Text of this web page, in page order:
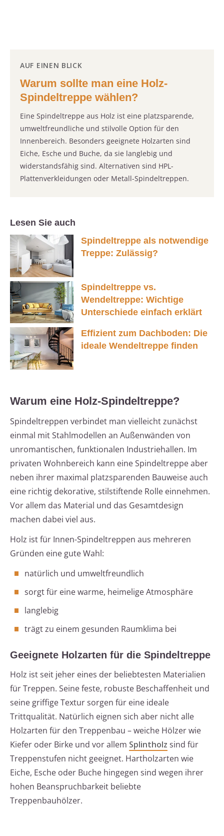
AUF EINEN BLICK
Warum sollte man eine Holz-
Spindeltreppe wählen?
Eine Spindeltreppe aus Holz ist eine platzsparende,
umweltfreundliche und stilvolle Option für den
Innenbereich. Besonders geeignete Holzarten sind
Eiche, Esche und Buche, da sie langlebig und
widerstandsfähig sind. Alternativen sind HPL-
Plattenverkleidungen oder Metall-Spindeltreppen.
Lesen Sie auch
Spindeltreppe als notwendige
Treppe: Zulässig?
Spindeltreppe vs.
Wendeltreppe: Wichtige
Unterschiede einfach erklärt
Effizient zum Dachboden: Die
ideale Wendeltreppe finden
Warum eine Holz-Spindeltreppe?
Spindeltreppen verbindet man vielleicht zunächst
einmal mit Stahlmodellen an Außenwänden von
unromantischen, funktionalen Industriehallen. Im
privaten Wohnbereich kann eine Spindeltreppe aber
neben ihrer maximal platzsparenden Bauweise auch
eine richtig dekorative, stilstiftende Rolle einnehmen.
Vor allem das Material und das Gesamtdesign
machen dabei viel aus.
Holz ist für Innen-Spindeltreppen aus mehreren
Gründen eine gute Wahl:
natürlich und umweltfreundlich
sorgt für eine warme, heimelige Atmosphäre
langlebig
trägt zu einem gesunden Raumklima bei
Geeignete Holzarten für die Spindeltreppe
Holz ist seit jeher eines der beliebtesten Materialien
für Treppen. Seine feste, robuste Beschaffenheit und
seine griffige Textur sorgen für eine ideale
Trittqualität. Natürlich eignen sich aber nicht alle
Holzarten für den Treppenbau – weiche Hölzer wie
Kiefer oder Birke und vor allem Splintholz sind für
Treppenstufen nicht geeignet. Hartholzarten wie
Eiche, Esche oder Buche hingegen sind wegen ihrer
hohen Beanspruchbarkeit beliebte
Treppenbauhölzer.